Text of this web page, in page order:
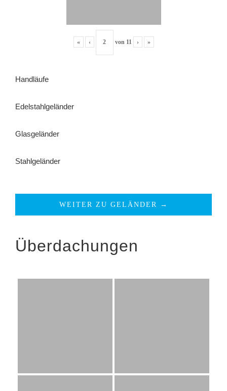
« ‹ von 11 › »
Handläufe
Edelstahlgeländer
Glasgeländer
Stahlgeländer
WEITER ZU GELÄNDER →
Überdachungen